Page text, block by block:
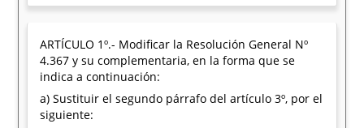
ARTÍCULO 1º.- Modificar la Resolución General Nº
4.367 y su complementaria, en la forma que se
indica a continuación:
a) Sustituir el segundo párrafo del artículo 3º, por el
siguiente: